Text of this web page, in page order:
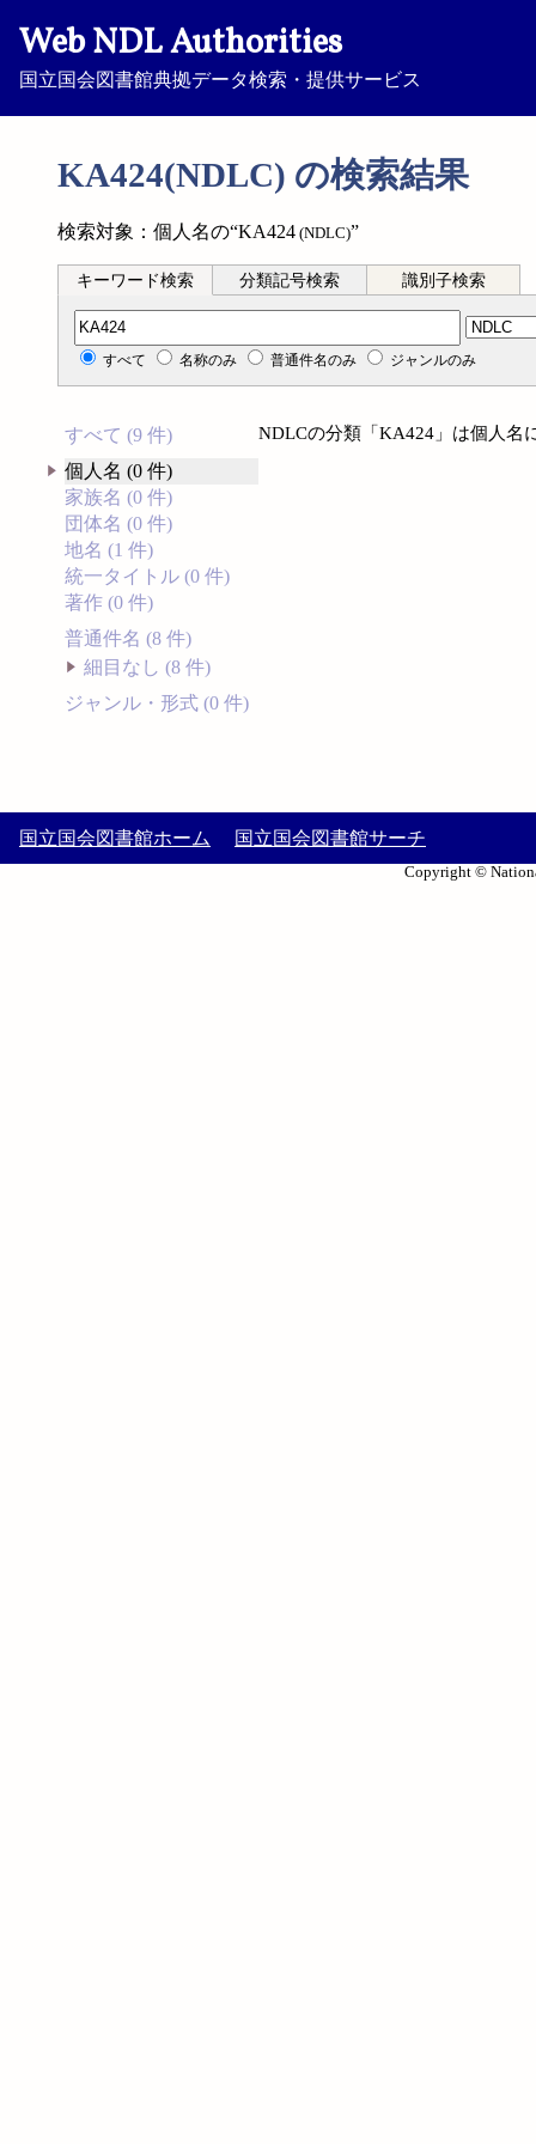
Web NDL Authorities
国立国会図書館典拠データ検索・提供サービス
KA424(NDLC) の検索結果
検索対象：個人名の“KA424 (NDLC)”
キーワード検索 分類記号検索 識別子検索
分類記号検索
すべて 名称のみ 普通件名のみ ジャンルのみ
すべて (9 件)
個人名 (0 件)
家族名 (0 件)
団体名 (0 件)
地名 (1 件)
統一タイトル (0 件)
著作 (0 件)
普通件名 (8 件)
細目なし (8 件)
ジャンル・形式 (0 件)
NDLCの分類「KA424」は個人名
国立国会図書館ホーム 国立国会図書館サーチ
Copyright ©